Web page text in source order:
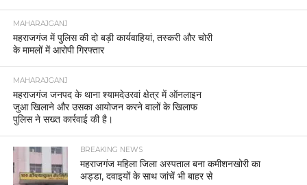
MAHARAJGANJ
महराजगंज में पुलिस की दो बड़ी कार्यवाहियां, तस्करी और चोरी
के मामलों में आरोपी गिरफ्तार
MAHARAJGANJ
महराजगंज जनपद के थाना श्यामदेउरवां क्षेत्र में ऑनलाइन
जुआ खिलाने और उसका आयोजन करने वालों के खिलाफ
पुलिस ने सख्त कार्रवाई की है।
BREAKING NEWS
महराजगंज महिला जिला अस्पताल बना कमीशनखोरी का
अड्डा, दवाइयों के साथ जांचें भी बाहर से